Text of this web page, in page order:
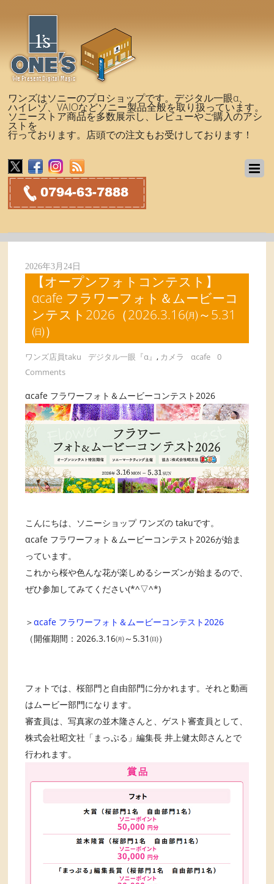
ワンズはソニーのプロショップです。デジタル一眼α、
ハイレゾ、VAIOなどソニー製品全般を取り扱っています。
ソニーストア商品を多数展示し、レビューやご購入のアシ
ストを
行っております。店頭での注文もお受けしております！
2026年3月24日
【オープンフォトコンテスト】
αcafe フラワーフォト＆ムービーコ
ンテスト2026（2026.3.16㈪～5.31
㈰）
ワンズ店員taku デジタル一眼『α』, カメラ αcafe
0
Comments
αcafe フラワーフォト＆ムービーコンテスト2026
こんにちは、ソニーショップ ワンズの takuです。
αcafe フラワーフォト＆ムービーコンテスト2026が始ま
っています。
これから桜や色んな花が楽しめるシーズンが始まるので、
ぜひ参加してみてください(*^▽^*)
＞αcafe フラワーフォト＆ムービーコンテスト2026
（開催期間：2026.3.16㈪～5.31㈰）
フォトでは、桜部門と自由部門に分かれます。それと動画
はムービー部門になります。
審査員は、写真家の並木隆さんと、ゲスト審査員として、
株式会社昭文社「まっぷる」編集長 井上健太郎さんとで
行われます。